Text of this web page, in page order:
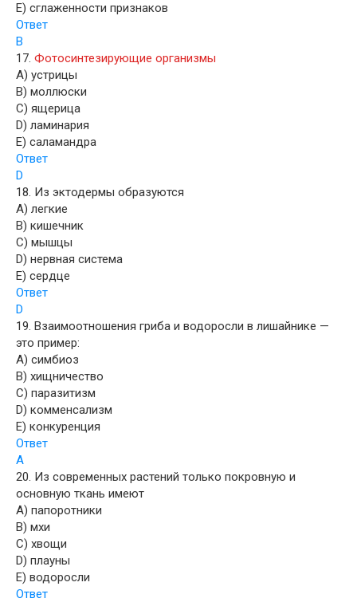
E) сглаженности признаков
Ответ
B
17. Фотосинтезирующие организмы
A) устрицы
B) моллюски
C) ящерица
D) ламинария
E) саламандра
Ответ
D
18. Из эктодермы образуются
A) легкие
B) кишечник
C) мышцы
D) нервная система
E) сердце
Ответ
D
19. Взаимоотношения гриба и водоросли в лишайнике —
это пример:
A) симбиоз
B) хищничество
C) паразитизм
D) комменсализм
E) конкуренция
Ответ
A
20. Из современных растений только покровную и
основную ткань имеют
A) папоротники
B) мхи
C) хвощи
D) плауны
E) водоросли
Ответ